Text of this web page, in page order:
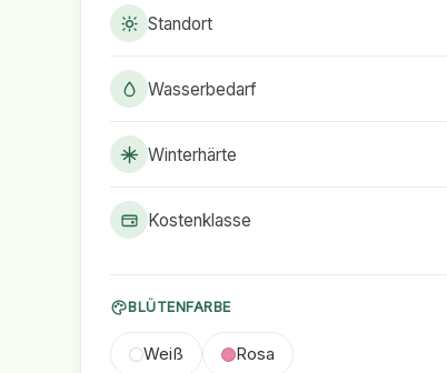
Standort
Wasserbedarf
Winterhärte
Kostenklasse
BLÜTENFARBE
Weiß Rosa